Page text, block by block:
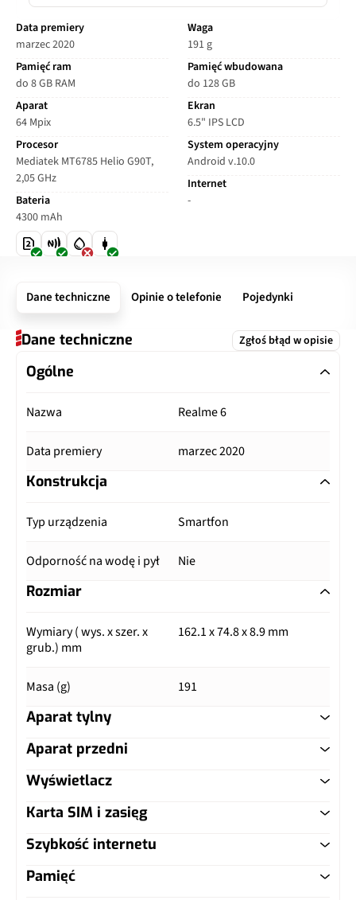
Data premiery
marzec 2020
Pamięć ram
do 8 GB RAM
Aparat
64 Mpix
Procesor
Mediatek MT6785 Helio G90T,
2,05 GHz
Bateria
4300 mAh
Waga
191 g
Pamięć wbudowana
do 128 GB
Ekran
6.5" IPS LCD
System operacyjny
Android v.10.0
Internet
-
Dane techniczne Opinie o telefonie Pojedynki
Dane techniczne Zgłoś błąd w opisie
Ogólne
Nazwa Realme 6
Data premiery marzec 2020
Konstrukcja
Typ urządzenia Smartfon
Odporność na wodę i pył Nie
Rozmiar
Wymiary ( wys. x szer. x
grub.) mm
162.1 x 74.8 x 8.9 mm
Masa (g) 191
Aparat tylny
Główny aparat
Autofocus
Matryca
Aparat przedni
Główny aparat
Matryca
Wyświetlacz
Typ ekranu
Karta SIM i zasięg
Typ karty SIM
Szybkość internetu
LTE
Pamięć